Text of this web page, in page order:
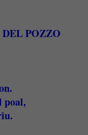
POZZO
poal,